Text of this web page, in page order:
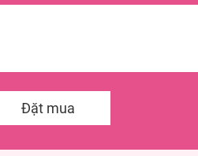
Đặt mua